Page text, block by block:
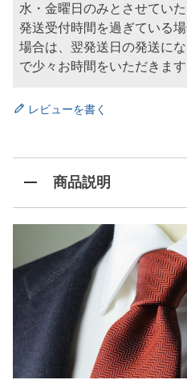
水・金曜日のみとさせてい
発送受付時間を過ぎている
場合は、翌発送日の発送に
で少々お時間をいただきます
レビューを書く
商品説明